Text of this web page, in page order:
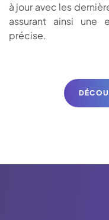
à jour avec les
assurant ainsi une
précise.